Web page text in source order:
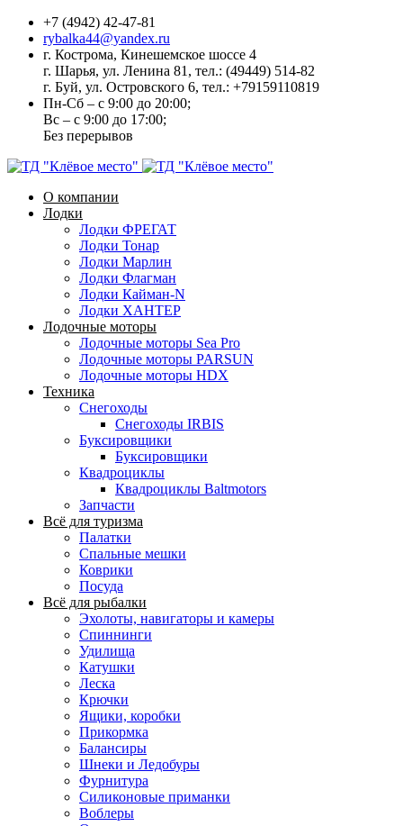
+7 (4942) 42-47-81
rybalka44@yandex.ru
г. Кострома, Кинешемское шоссе 4
г. Шарья, ул. Ленина 81, тел.: (49449) 514-82
г. Буй, ул. Островского 6, тел.: +79159110819
Пн-Сб – с 9:00 до 20:00;
Вс – с 9:00 до 17:00;
Без перерывов
О компании
Лодки
Лодки ФРЕГАТ
Лодки Тонар
Лодки Марлин
Лодки Флагман
Лодки Кайман-N
Лодки ХАНТЕР
Лодочные моторы
Лодочные моторы Sea Pro
Лодочные моторы PARSUN
Лодочные моторы HDX
Техника
Снегоходы
Снегоходы IRBIS
Буксировщики
Буксировщики
Квадроциклы
Квадроциклы Baltmotors
Запчасти
Всё для туризма
Палатки
Спальные мешки
Коврики
Посуда
Всё для рыбалки
Эхолоты, навигаторы и камеры
Спиннинги
Удилища
Катушки
Леска
Крючки
Ящики, коробки
Прикормка
Балансиры
Шнеки и Ледобуры
Фурнитура
Силиконовые приманки
Воблеры